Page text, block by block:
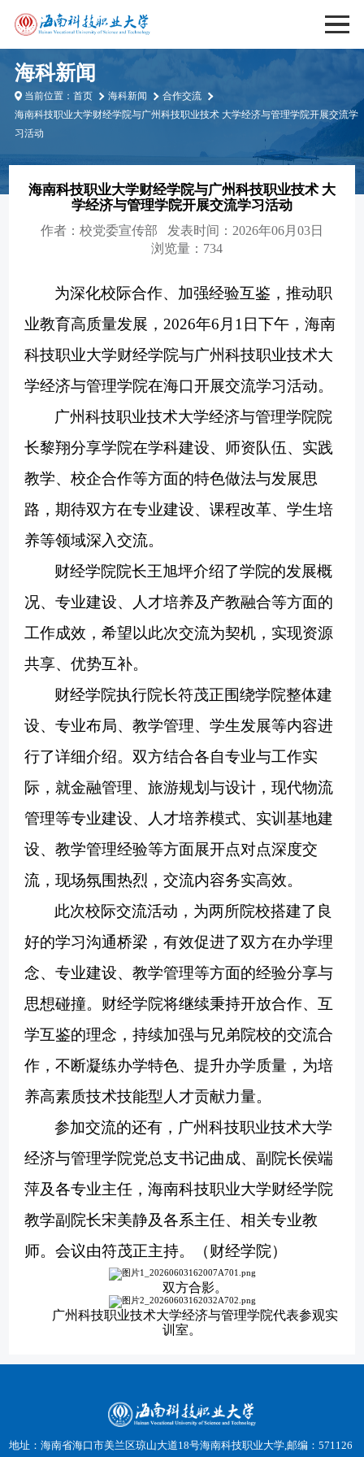
海科新闻
当前位置：首页 海科新闻
合作交流
海南科技职业大学财经学院与广州科技职业技术 大学经济与管理学院开展交流学
习活动
海南科技职业大学财经学院与广州科技职业技术 大
学经济与管理学院开展交流学习活动
作者：校党委宣传部
发表时间：2026年06月03日
浏览量：734
为深化校际合作、加强经验互鉴，推动职
业教育高质量发展， 2026年6月1日下午，海南
科技职业大学财经学院与广州科技职业技术大
学经济与管理学院在海口开展交流学习活动。
广州科技职业技术大学经济与管理学院院
长黎翔分享学院在学科建设、师资队伍、实践
教学、校企合作等方面的特色做法与发展思
路，期待双方在专业建设、课程改革、学生培
养等领域深入交流。
财经学院院长王旭坪介绍了学院的发展概
况、专业建设、人才培养及产教融合等方面的
工作成效，希望以此次交流为契机，实现资源
共享、优势互补。
财经学院执行院长符茂正围绕学院整体建
设、专业布局、教学管理、学生发展等内容进
行了详细介绍。双方结合各自专业与工作实
际，就金融管理、旅游规划与设计，现代物流
管理等专业建设、人才培养模式、实训基地建
设、教学管理经验等方面展开点对点深度交
流 ，现场氛围热烈，交流内容务实高效。
此次校际交流活动，为两所院校搭建了良
好的学习沟通桥梁，有效促进了双方在办学理
念、专业建设、教学管理等方面的经验分享与
思想碰撞。财经学院将继续秉持开放合作、互
学互鉴的理念，持续加强与兄弟院校的交流合
作，不断凝练办学特色、提升办学质量，为培
养高素质技术技能型人才贡献力量。
参加交流的还有，广州科技职业技术大学
经济与管理学院党总支书记曲成、副院长侯端
萍及各专业主任，海南科技职业大学财经学院
教学副院长宋美静及各系主任、相关专业教
师。会议由符茂正主持。（财经学院）
双方合影。
广州科技职业技术大学经济与管理学院代表参观实
训室。
地址：海南省海口市美兰区琼山大道18号海南科技职业大学,邮编：571126